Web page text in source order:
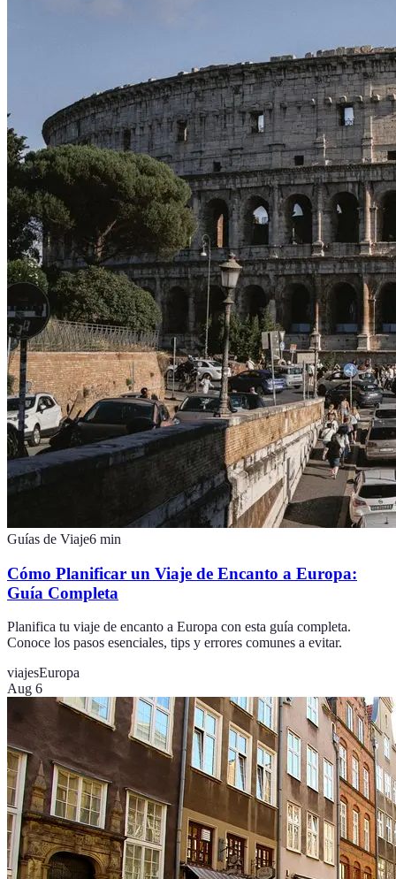
Guías de Viaje6 min
Cómo Planificar un Viaje de Encanto a Europa:
Guía Completa
Planifica tu viaje de encanto a Europa con esta guía completa.
Conoce los pasos esenciales, tips y errores comunes a evitar.
viajesEuropa
Aug 6